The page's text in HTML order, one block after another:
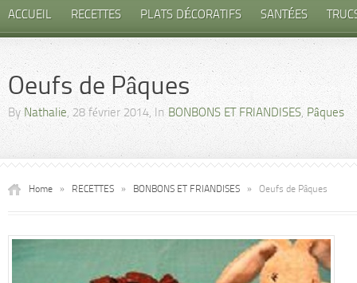
ACCUEIL RECETTES PLATS DÉCORATIFS SANTÉES
Oeufs de Pâques
By Nathalie, 28 février 2014, In BONBONS ET FRIANDISES, Pâques
Home » RECETTES » BONBONS ET FRIANDISES » Oeufs de Pâques